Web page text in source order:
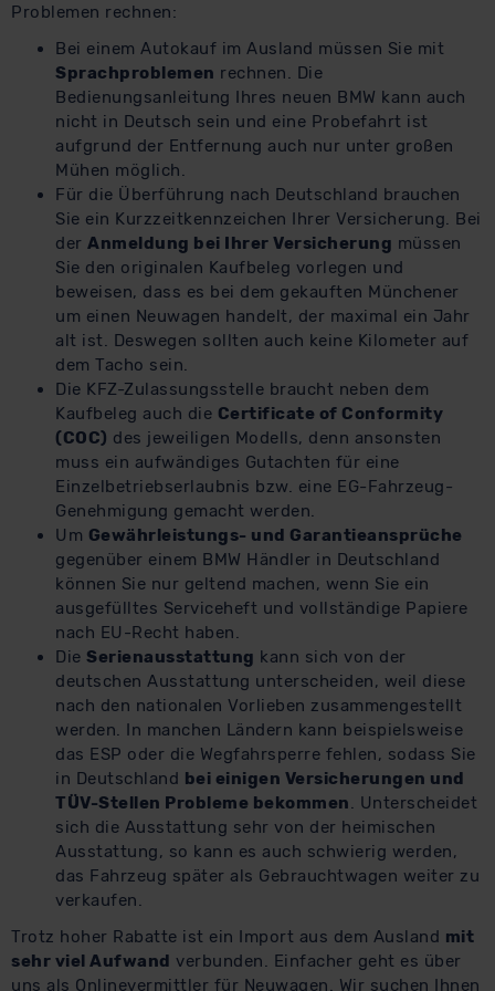
datenschutz@meinauto.de anfordern.
Datenschutzerklärung Impressum
Problemen rechnen:
Bei einem Autokauf im Ausland müssen Sie mit
Sprachproblemen rechnen. Die
Bedienungsanleitung Ihres neuen BMW kann auch
nicht in Deutsch sein und eine Probefahrt ist
aufgrund der Entfernung auch nur unter großen
Mühen möglich.
Für die Überführung nach Deutschland brauchen
Sie ein Kurzzeitkennzeichen Ihrer Versicherung. Bei
der Anmeldung bei Ihrer Versicherung müssen
Sie den originalen Kaufbeleg vorlegen und
beweisen, dass es bei dem gekauften Münchener
um einen Neuwagen handelt, der maximal ein Jahr
alt ist. Deswegen sollten auch keine Kilometer auf
dem Tacho sein.
Die KFZ-Zulassungsstelle braucht neben dem
Kaufbeleg auch die Certificate of Conformity
(COC) des jeweiligen Modells, denn ansonsten
muss ein aufwändiges Gutachten für eine
Einzelbetriebserlaubnis bzw. eine EG-Fahrzeug-
Genehmigung gemacht werden.
Um Gewährleistungs- und Garantieansprüche
gegenüber einem BMW Händler in Deutschland
können Sie nur geltend machen, wenn Sie ein
ausgefülltes Serviceheft und vollständige Papiere
nach EU-Recht haben.
Die Serienausstattung kann sich von der
deutschen Ausstattung unterscheiden, weil diese
nach den nationalen Vorlieben zusammengestellt
werden. In manchen Ländern kann beispielsweise
das ESP oder die Wegfahrsperre fehlen, sodass Sie
in Deutschland bei einigen Versicherungen und
TÜV-Stellen Probleme bekommen. Unterscheidet
sich die Ausstattung sehr von der heimischen
Ausstattung, so kann es auch schwierig werden,
das Fahrzeug später als Gebrauchtwagen weiter zu
verkaufen.
Trotz hoher Rabatte ist ein Import aus dem Ausland mit
sehr viel Aufwand verbunden. Einfacher geht es über
uns als Onlinevermittler für Neuwagen. Wir suchen Ihnen